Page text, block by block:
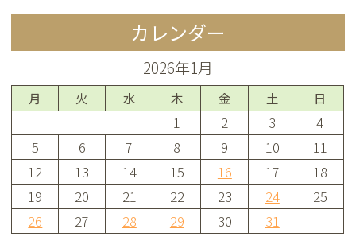
カレンダー
2026年1月
月 火 水 木 金 土 日
1 2 3
4
5
6 7 8 9 10
11
12
13 14 15 16 17
18
19
20 21 22 23 24
25
26
27 28 29 30 31